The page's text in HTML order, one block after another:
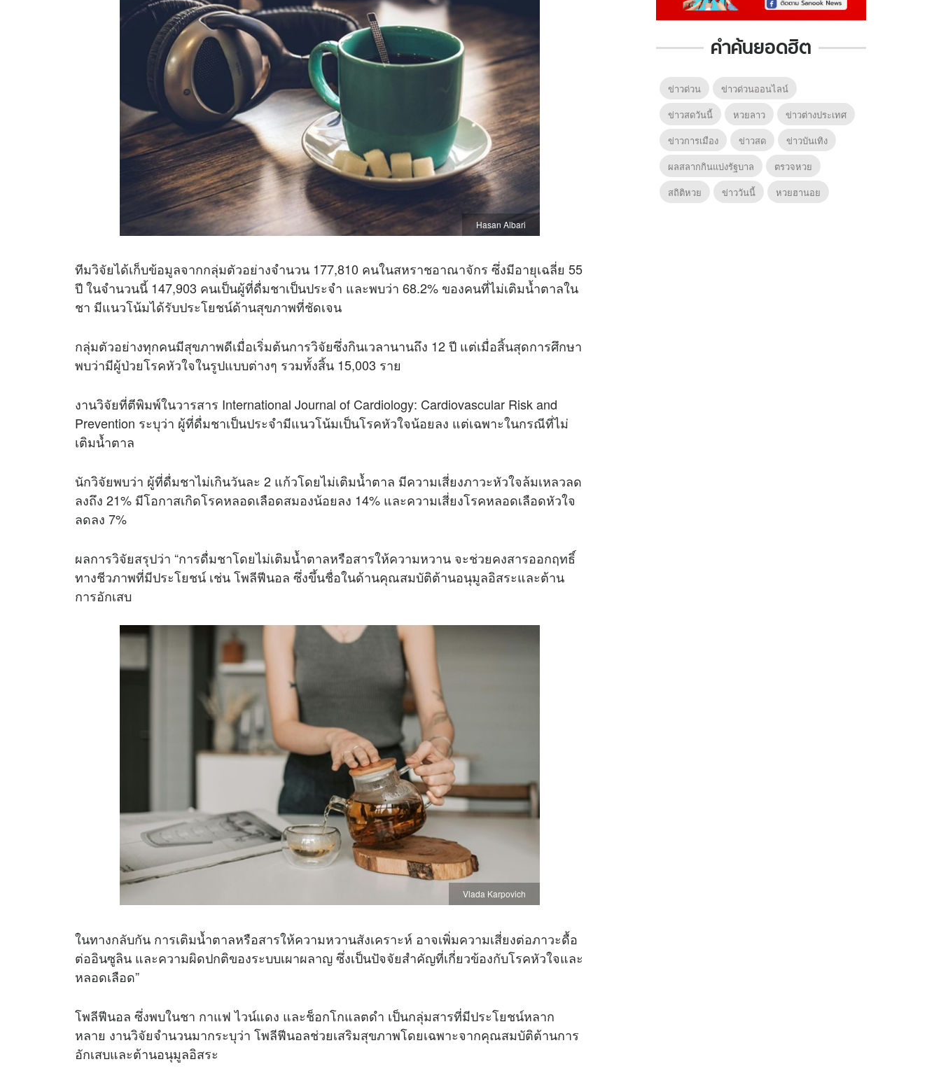
Hasan Albari
ทีมวิจัยได้เก็บข้อมูลจากกลุ่มตัวอย่างจำนวน 177,810 คนในสหราชอาณาจักร ซึ่งมีอายุเฉลี่ย 55
ปี ในจำนวนนี้ 147,903 คนเป็นผู้ที่ดื่มชาเป็นประจำ และพบว่า 68.2% ของคนที่ไม่เติมน้ำตาลใน
ชา มีแนวโน้มได้รับประโยชน์ด้านสุขภาพที่ชัดเจน
กลุ่มตัวอย่างทุกคนมีสุขภาพดีเมื่อเริ่มต้นการวิจัยซึ่งกินเวลานานถึง 12 ปี แต่เมื่อสิ้นสุดการศึกษา
พบว่ามีผู้ป่วยโรคหัวใจในรูปแบบต่างๆ รวมทั้งสิ้น 15,003 ราย
งานวิจัยที่ตีพิมพ์ในวารสาร International Journal of Cardiology: Cardiovascular Risk and
Prevention ระบุว่า ผู้ที่ดื่มชาเป็นประจำมีแนวโน้มเป็นโรคหัวใจน้อยลง แต่เฉพาะในกรณีที่ไม่
เติมน้ำตาล
นักวิจัยพบว่า ผู้ที่ดื่มชาไม่เกินวันละ 2 แก้วโดยไม่เติมน้ำตาล มีความเสี่ยงภาวะหัวใจล้มเหลวลด
ลงถึง 21% มีโอกาสเกิดโรคหลอดเลือดสมองน้อยลง 14% และความเสี่ยงโรคหลอดเลือดหัวใจ
ลดลง 7%
ผลการวิจัยสรุปว่า “การดื่มชาโดยไม่เติมน้ำตาลหรือสารให้ความหวาน จะช่วยคงสารออกฤทธิ์
ทางชีวภาพที่มีประโยชน์ เช่น โพลีฟีนอล ซึ่งขึ้นชื่อในด้านคุณสมบัติต้านอนุมูลอิสระและต้าน
การอักเสบ
Vlada Karpovich
ในทางกลับกัน การเติมน้ำตาลหรือสารให้ความหวานสังเคราะห์ อาจเพิ่มความเสี่ยงต่อภาวะดื้อ
ต่ออินซูลิน และความผิดปกติของระบบเผาผลาญ ซึ่งเป็นปัจจัยสำคัญที่เกี่ยวข้องกับโรคหัวใจและ
หลอดเลือด”
โพลีฟีนอล ซึ่งพบในชา กาแฟ ไวน์แดง และช็อกโกแลตดำ เป็นกลุ่มสารที่มีประโยชน์หลาก
หลาย งานวิจัยจำนวนมากระบุว่า โพลีฟีนอลช่วยเสริมสุขภาพโดยเฉพาะจากคุณสมบัติต้านการ
อักเสบและต้านอนุมูลอิสระ
คำค้นยอดฮิต
ข่าวด่วน
ข่าวด่วนออนไลน์
ข่าวสดวันนี้
หวยลาว
ข่าวต่างประเทศ
ข่าวการเมือง
ข่าวสด
ข่าวบันเทิง
ผลสลากกินแบ่งรัฐบาล
ตรวจหวย
สถิติหวย
ข่าววันนี้ หวยฮานอย